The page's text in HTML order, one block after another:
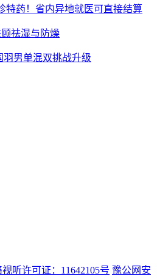
特药！省内异地就医可直接结算
祛湿与防燥
羽男单混双挑战升级
视听许可证：11642105号 豫公网安